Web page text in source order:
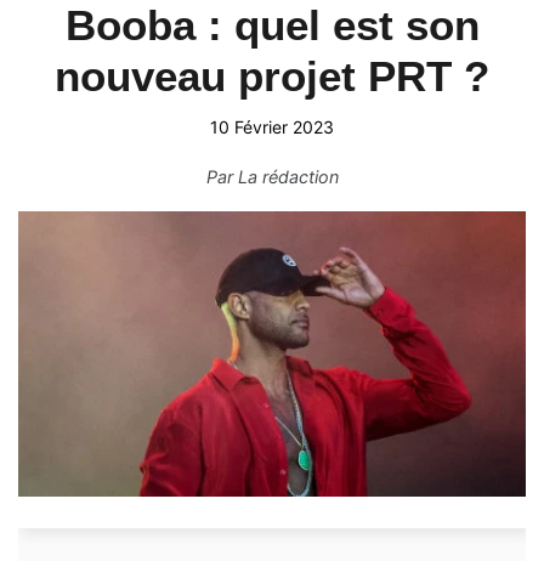
Booba : quel est son
nouveau projet PRT ?
10 Février 2023
ParLa rédaction